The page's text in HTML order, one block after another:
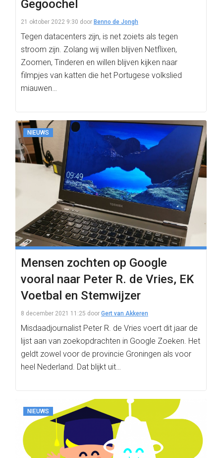
Gegoochel
21 oktober 2022 9:30 door Benno de Jongh
Tegen datacenters zijn, is net zoiets als tegen
stroom zijn. Zolang wij willen blijven Netflixen,
Zoomen, Tinderen en willen blijven kijken naar
filmpjes van katten die het Portugese volkslied
miauwen…
NIEUWS
Mensen zochten op Google
vooral naar Peter R. de Vries, EK
Voetbal en Stemwijzer
8 december 2021 11:25 door Gert van Akkeren
Misdaadjournalist Peter R. de Vries voert dit jaar de
lijst aan van zoekopdrachten in Google Zoeken. Het
geldt zowel voor de provincie Groningen als voor
heel Nederland. Dat blijkt uit…
NIEUWS